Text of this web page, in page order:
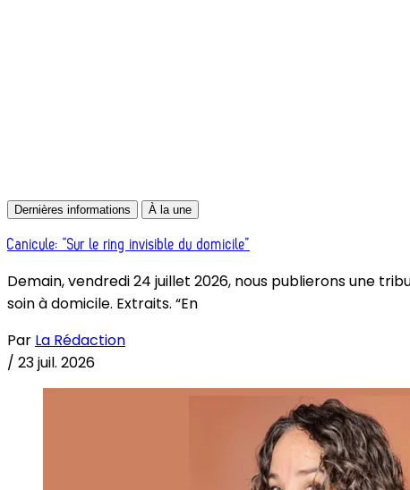
Dernières informations À la une
Canicule: “Sur le ring invisible du domicile”
Demain, vendredi 24 juillet 2026, nous publierons une
soin à domicile. Extraits. “En
Par La Rédaction
/ 23 juil. 2026